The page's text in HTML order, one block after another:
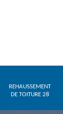
REHAUSSEMENT
DE TOITURE 28